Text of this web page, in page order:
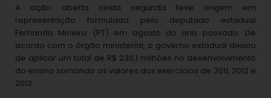
A ação aberta nesta segunda teve origem em
representação formulada pelo deputado estadual
Fernando Mineiro (PT) em agosto do ano passado. De
acordo com o órgão ministerial, o governo estadual deixou
de aplicar um total de R$ 230,1 milhões no desenvolvimento
do ensino somando os valores dos exercícios de 2011, 2012 e
2013.